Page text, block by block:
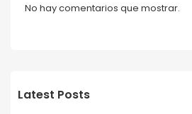
No hay comentarios que mostrar.
Latest Posts